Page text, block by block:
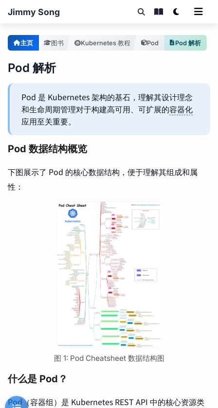
Jimmy Song
主页 图书 Kubernetes 教程 Pod Pod 解析
Pod 解析
Pod 是 Kubernetes 架构的基石，理解其设计理念
和生命周期管理对于构建高可用、可扩展的容器化
应用至关重要。
Pod 数据结构概览
下图展示了 Pod 的核心数据结构，便于理解其组成和属
性：
图 1: Pod Cheatsheet 数据结构图
什么是 Pod？
Pod（容器组）是 Kubernetes REST API 中的核心资源类